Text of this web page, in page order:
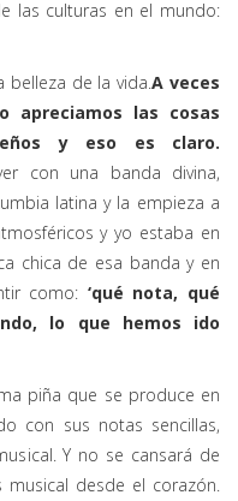
las culturas en el mundo:
belleza de la vida.A veces
apreciamos las cosas
y eso es claro.
con una banda divina,
latina y la empieza a
y yo estaba en
chica de esa banda y en
como: ‘qué nota, qué
lo que hemos ido
piña que se produce en
con sus notas sencillas,
Y no se cansará de
desde el corazón.